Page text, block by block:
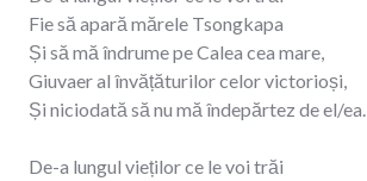
Fie să apară mărele Tsongkapa
Și să mă îndrume pe Calea cea mare,
Giuvaer al învățăturilor celor victorioși,
Și niciodată să nu mă îndepărtez de el/ea.
De-a lungul vieților ce le voi trăi